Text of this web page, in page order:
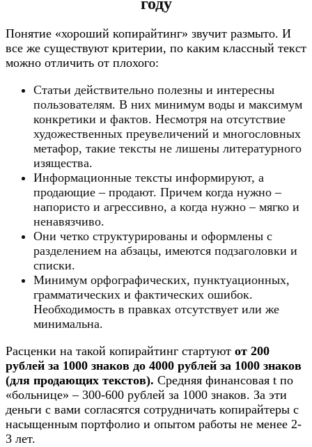
Понятие «хороший копирайтинг» звучит размыто. И
все же существуют критерии, по каким классный текст
можно отличить от плохого:​
Статьи действительно полезны и интересны
пользователям. В них минимум воды и максимум
конкретики и фактов. Несмотря на отсутствие
художественных преувеличений и многословных
метафор, такие тексты не лишены литературного
изящества.
Информационные тексты информируют, а
продающие – продают. Причем когда нужно –
напористо и агрессивно, а когда нужно – мягко и
ненавязчиво.
Они четко структурированы и оформлены с
разделением на абзацы, имеются подзаголовки и
списки.
Минимум орфографических, пунктуационных,
грамматических и фактических ошибок.
Необходимость в правках отсутствует или же
минимальна.
Расценки на такой копирайтинг стартуют от 200
рублей за 1000 знаков до 4000 рублей за 1000 знаков
(для продающих текстов). Средняя финансовая t по
«больнице» – 300-600 рублей за 1000 знаков. За эти
деньги с вами согласятся сотрудничать копирайтеры с
насыщенным портфолио и опытом работы не менее 2-
3 лет.​